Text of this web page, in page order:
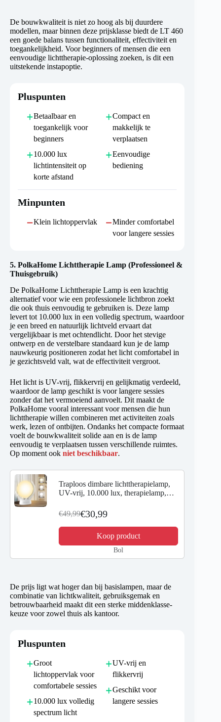
De bouwkwaliteit is niet zo hoog als bij duurdere
modellen, maar binnen deze prijsklasse biedt de LT 460
een goede balans tussen functionaliteit, effectiviteit en
toegankelijkheid. Voor beginners of mensen die een
eenvoudige lichttherapie-oplossing zoeken, is dit een
uitstekende instapoptie.
Pluspunten
Betaalbaar en
toegankelijk voor
beginners
10.000 lux
lichtintensiteit op
korte afstand
Compact en
makkelijk te
verplaatsen
Eenvoudige
bediening
Minpunten
Klein lichtoppervlak
Minder comfortabel
voor langere sessies
5. PolkaHome Lichttherapie Lamp (Professioneel &
Thuisgebruik)
De PolkaHome Lichttherapie Lamp is een krachtig
alternatief voor wie een professionele lichtbron zoekt
die ook thuis eenvoudig te gebruiken is. Deze lamp
levert tot 10.000 lux in een volledig spectrum, waardoor
je een breed en natuurlijk lichtveld ervaart dat
vergelijkbaar is met ochtendlicht. Door het stevige
ontwerp en de verstelbare standaard kun je de lamp
nauwkeurig positioneren zodat het licht comfortabel in
je gezichtsveld valt, wat de effectiviteit vergroot.
Het licht is UV-vrij, flikkervrij en gelijkmatig verdeeld,
waardoor de lamp geschikt is voor langere sessies
zonder dat het vermoeiend aanvoelt. Dit maakt de
PolkaHome vooral interessant voor mensen die hun
lichttherapie willen combineren met activiteiten zoals
werk, lezen of ontbijten. Ondanks het compacte formaat
voelt de bouwkwaliteit solide aan en is de lamp
eenvoudig te verplaatsen tussen verschillende ruimtes.
Op moment ook niet beschikbaar.
Traploos dimbare lichttherapielamp,
UV-vrij, 10.000 lux, therapielamp,
helderheidsniveaus, 3
kleurtemperaturen, timergestuurd
€49,99€30,99
Koop product
Bol
De prijs ligt wat hoger dan bij basislampen, maar de
combinatie van lichtkwaliteit, gebruiksgemak en
betrouwbaarheid maakt dit een sterke middenklasse-
keuze voor zowel thuis als kantoor.
Pluspunten
Groot
lichtoppervlak voor
comfortabele sessies
10.000 lux volledig
spectrum licht
UV-vrij en
flikkervrij
Geschikt voor
langere sessies